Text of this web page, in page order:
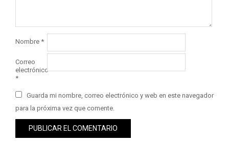
Nombre *
Correo
electrónico
*
Guarda mi nombre, correo electrónico y web en este navegador
para la próxima vez que comente.